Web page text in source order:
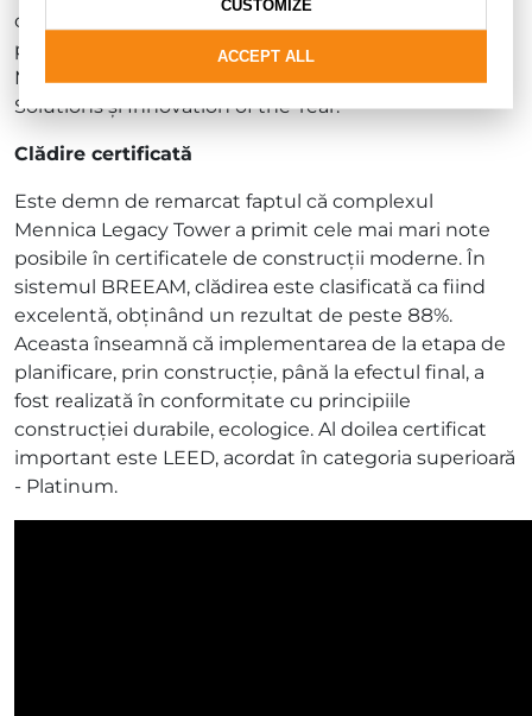
competiția CIJ Awards din industria imobiliară
pentru sistemul de fațadă a elementelor ML-SE80
MLT în următoarele categorii: Green Technology
Solutions și Innovation of the Year.
Clădire certificată
Este demn de remarcat faptul că complexul
Mennica Legacy Tower a primit cele mai mari note
posibile în certificatele de construcții moderne. În
sistemul BREEAM, clădirea este clasificată ca fiind
excelentă, obținând un rezultat de peste 88%.
Aceasta înseamnă că implementarea de la etapa de
planificare, prin construcție, până la efectul final, a
fost realizată în conformitate cu principiile
construcției durabile, ecologice. Al doilea certificat
important este LEED, acordat în categoria superioară
- Platinum.
ACCEPT ALL
CUSTOMIZE